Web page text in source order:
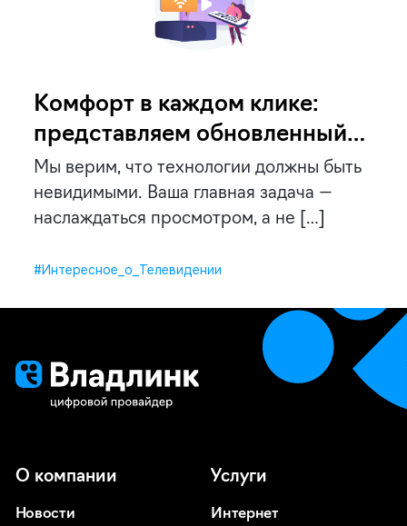
Комфорт в каждом клике:
представляем обновленный
интерфейс Владлинк ТВ
Мы верим, что технологии должны быть
невидимыми. Ваша главная задача —
наслаждаться просмотром, а не […]
#Интересное_о_Телевидении
О компании
Новости
Услуги
Интернет